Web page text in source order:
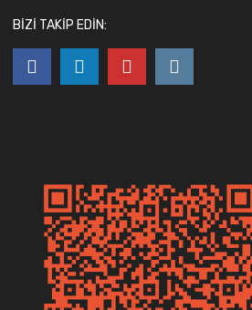
BIZI TAKIP EDIN: